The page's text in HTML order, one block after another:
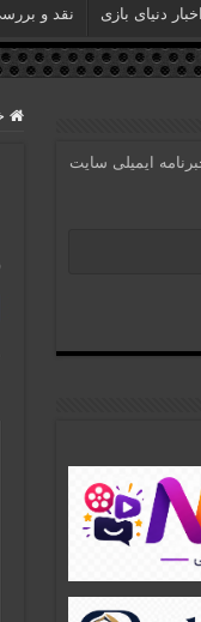
اخبار دنیای بازی نقد و
ایمیلی سایت